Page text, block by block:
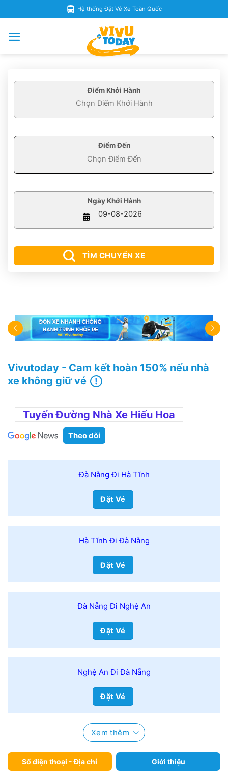
Hệ thống Đặt Vé Xe Toàn Quốc
Điểm Khởi Hành
Điểm Đến
Ngày Khởi Hành
TÌM CHUYẾN XE
Vivutoday - Cam kết hoàn 150% nếu nhà
xe không giữ vé
Tuyến Đường Nhà Xe Hiếu Hoa
Theo dõi
Đà Nẵng Đi Hà Tĩnh
Đặt Vé
Hà Tĩnh Đi Đà Nẵng
Đặt Vé
Đà Nẵng Đi Nghệ An
Đặt Vé
Nghệ An Đi Đà Nẵng
Đặt Vé
Xem thêm
Số điện thoại - Địa chỉ Giới thiệu